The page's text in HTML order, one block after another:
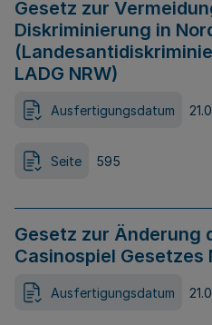
Gesetz zur
Diskriminierung in
LADG NRW)
Ausfertigungsdatum
Seite 595
Gesetz zur Änderung
Casinospiel Gesetzes
Ausfertigungsdatum